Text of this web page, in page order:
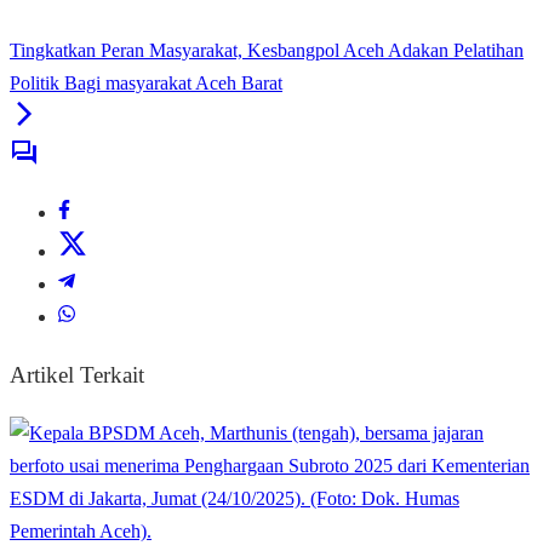
Tingkatkan Peran Masyarakat, Kesbangpol Aceh Adakan Pelatihan
Politik Bagi masyarakat Aceh Barat
Artikel Terkait